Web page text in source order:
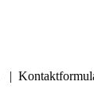
|